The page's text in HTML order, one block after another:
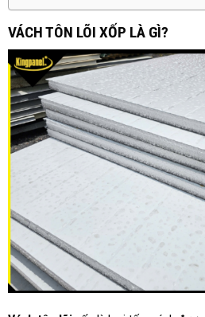
VÁCH TÔN LÕI XỐP LÀ GÌ?